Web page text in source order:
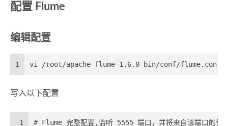
配置 Flume
编辑配置
1 vi /root/apache-flume-1.6.0-bin/conf/flume.conf
写入以下配置
1
# Flume 完整配置,监听 5555 端口，并将来自该端口的信